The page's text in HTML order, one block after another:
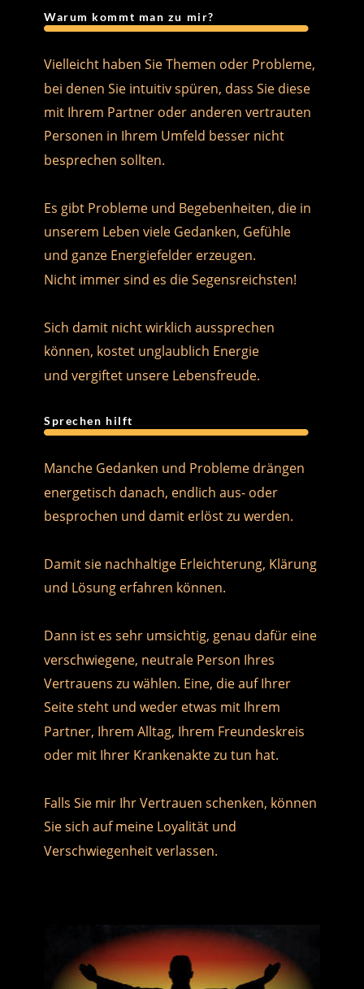
Warum kommt man zu mir?
Vielleicht haben Sie Themen oder Probleme,
bei denen Sie intuitiv spüren, dass Sie diese
mit Ihrem Partner oder anderen vertrauten
Personen in Ihrem Umfeld besser nicht
besprechen sollten.
Es gibt Probleme und Begebenheiten, die in
unserem Leben viele Gedanken, Gefühle
und ganze Energiefelder erzeugen.
Nicht immer sind es die Segensreichsten!
Sich damit nicht wirklich aussprechen
können, kostet unglaublich Energie
und vergiftet unsere Lebensfreude.
Sprechen hilft
Manche Gedanken und Probleme drängen
energetisch danach, endlich aus- oder
besprochen und damit erlöst zu werden.
Damit sie nachhaltige Erleichterung, Klärung
und Lösung erfahren können.
Dann ist es sehr umsichtig, genau dafür eine
verschwiegene, neutrale Person Ihres
Vertrauens zu wählen. Eine, die auf Ihrer
Seite steht und weder etwas mit Ihrem
Partner, Ihrem Alltag, Ihrem Freundeskreis
oder mit Ihrer Krankenakte zu tun hat.
Falls Sie mir Ihr Vertrauen schenken, können
Sie sich auf meine Loyalität und
Verschwiegenheit verlassen.